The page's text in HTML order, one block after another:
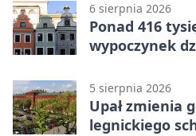
6 sierpnia 2026
Ponad 416
wypoczynek
5 sierpnia 2026
Upał zmienia
legnickiego